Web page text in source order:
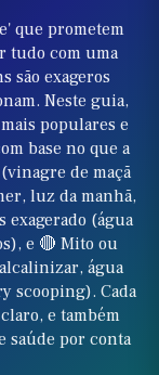
que prometem
tudo com uma
são exageros
Neste guia,
populares e
base no que a
de maçã
luz da manhã,
exagerado (água
e 🔴 Mito ou
água
scooping). Cada
e também
saúde por conta